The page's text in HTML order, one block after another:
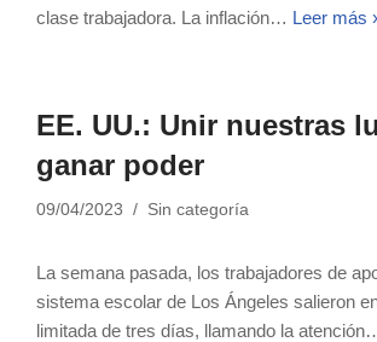
clase trabajadora. La inflación… Leer más
EE. UU.: Unir nuestras
ganar poder
09/04/2023 Sin categoría
La semana pasada, los trabajadores de
sistema escolar de Los Ángeles salieron
limitada de tres días, llamando la